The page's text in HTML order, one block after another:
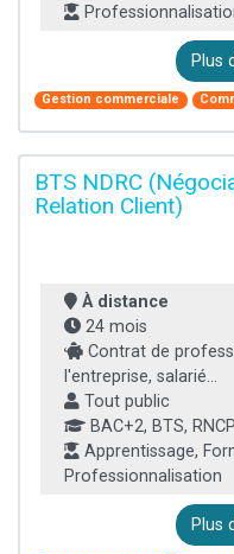
Plus
Gestion commerciale
BTS NDRC
Relation Client)
À distance
24 mois
Contrat de
l'entreprise, salarié...
Tout public
BAC+2, BTS,
Apprentissage,
Professionnalisation
Plus